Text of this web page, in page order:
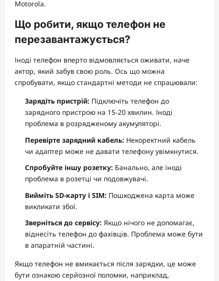
Motorola.
Що робити, якщо телефон не
перезавантажується?
Іноді телефон вперто відмовляється оживати, наче
актор, який забув свою роль. Ось що можна
спробувати, якщо стандартні методи не спрацювали:
Зарядіть пристрій: Підключіть телефон до
зарядного пристрою на 15-20 хвилин. Іноді
проблема в розрядженому акумуляторі.
Перевірте зарядний кабель: Некоректний кабель
чи адаптер може не давати телефону увімкнутися.
Спробуйте іншу розетку: Банально, але іноді
проблема в розетці чи подовжувачі.
Вийміть SD-карту і SIM: Пошкоджена карта може
викликати збої.
Зверніться до сервісу: Якщо нічого не допомагає,
віднесіть телефон до фахівців. Проблема може бути
в апаратній частині.
Якщо телефон не вмикається після зарядки, це може
бути ознакою серйозної поломки, наприклад,